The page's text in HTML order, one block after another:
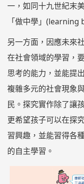
一，如同十九世紀末
「做中學」(learning
另一方面，因應未來
在社會領域的學習，
思考的能力，並能提
複雜多元的社會現象
民。探究實作除了讓
更希望孩子可以在探
習興趣，並能習得各
的自主學習。